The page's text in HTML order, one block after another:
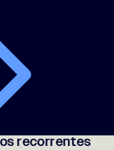
recorrentes